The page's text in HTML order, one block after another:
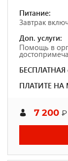
Питание:
Завтрак
Доп. услуги:
Помощь в
БЕСПЛАТНАЯ
ПЛАТИТЕ НА
7 200 ₽